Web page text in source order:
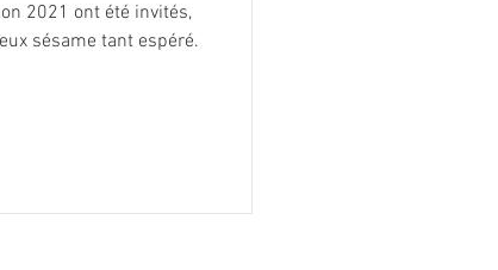
2021 ont été invités,
sésame tant espéré.